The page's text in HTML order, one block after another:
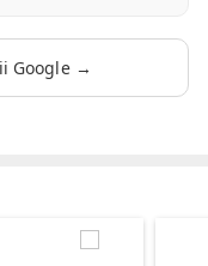
iar echipa a oferit
situații. Se vede
activitatea.
Google →